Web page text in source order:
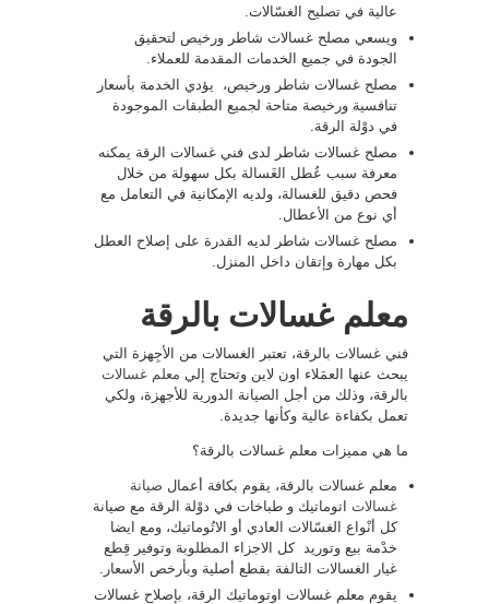
عالية في تصليح الغسّالات.
ويسعي مصلح غسالات شاطر ورخيص لتحقيق
الجودة في جميع الخدمات المقدمة للعملاء.
مصلح غسالات شاطر ورخيص، يؤدي الخدمة بأسعار
تنافسية ورخيصة متاحة لجميع الطبقات الموجودة
في دوْلة الرقة.
مصلح غسالات شاطر لدى فني غسالات الرقة يمكنه
معرفة سبب عُطل الغَسالة بكل سهولة من خلال
فحص دقيق للغسالة، ولديه الإمكانية في التعامل مع
أي نوع من الأعطال.
مصلح غسالات شاطر لديه القدرة على إصلاح العطل
بكل مهارة وإتقان داخل المنزل.
معلم غسالات بالرقة
فني غسالات بالرقة، تعتبر الغسالات من الأجِهزة التي
يبحث عنها العمَلاء اون لاين وتحتاج إلي معلم غسالات
بالرقة، وذلك من أجل الصيانة الدورية للأجهزة، ولكي
تعمل بكفاءة عالية وكأنها جديدة.
ما هي مميزات معلم غسالات بالرقة؟
معلم غسالات بالرقة، يقوم بكافة أعمال صيانة
غسالات اتوماتيك و طباخات في دوْلة الرقة مع صيانة
كل أنْواع الغسّالات العادي أو الاتُوماتيك، ومع ايضا
خدْمة بيع وتوريد كل الاجزاء المطلوبة وتوفير قِطع
غيار الغسالات التالفة بقطع أصلية وبأرخص الأسعار.
يقوم معلم غسالات اوتوماتيك الرقة، بإصلاح غسالات